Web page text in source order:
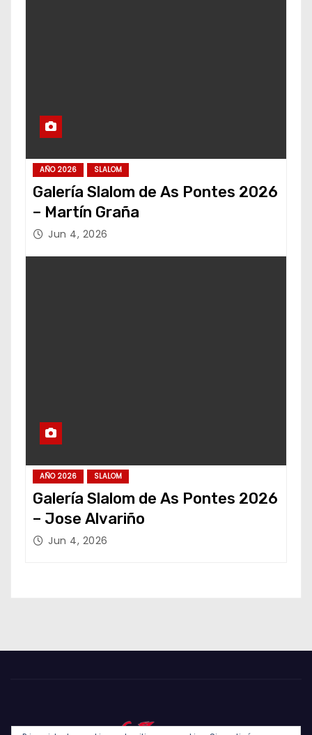
AÑO 2026 SLALOM
Galería Slalom de As Pontes 2026
– Martín Graña
Jun 4, 2026
AÑO 2026 SLALOM
Galería Slalom de As Pontes 2026
– Jose Alvariño
Jun 4, 2026